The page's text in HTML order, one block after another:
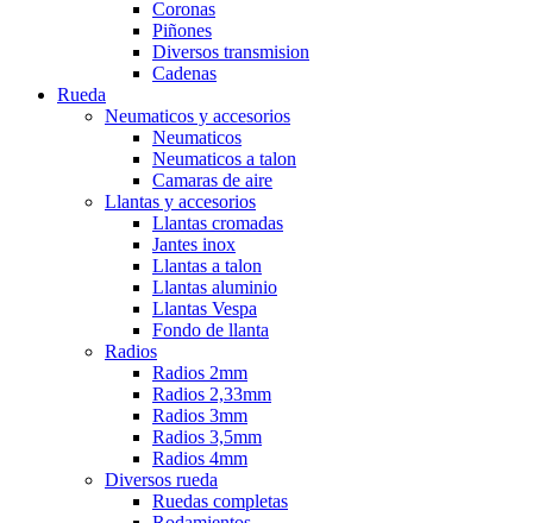
Coronas
Piñones
Diversos transmision
Cadenas
Rueda
Neumaticos y accesorios
Neumaticos
Neumaticos a talon
Camaras de aire
Llantas y accesorios
Llantas cromadas
Jantes inox
Llantas a talon
Llantas aluminio
Llantas Vespa
Fondo de llanta
Radios
Radios 2mm
Radios 2,33mm
Radios 3mm
Radios 3,5mm
Radios 4mm
Diversos rueda
Ruedas completas